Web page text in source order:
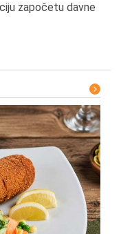
započetu davne